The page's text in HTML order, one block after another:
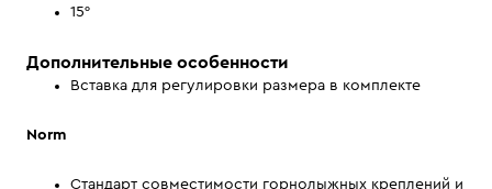
15°
Дополнительные особенности
Вставка для регулировки размера в комплекте
Norm
Стандарт совместимости горнолыжных креплений и